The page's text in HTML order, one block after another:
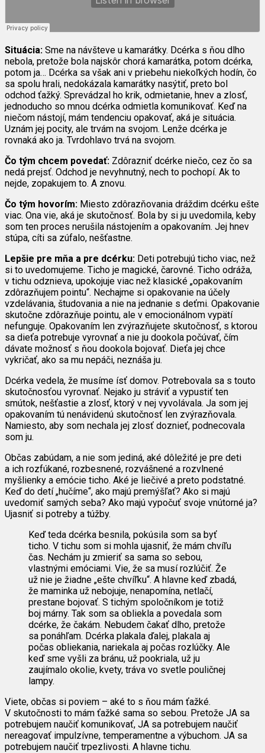
Situácia: Sme na návšteve u kamarátky. Dcérka s ňou dlho
nebola, pretože bola najskôr chorá kamarátka, potom dcérka,
potom ja… Dcérka sa však ani v priebehu niekoľkých hodín, čo
sa spolu hrali, nedokázala kamarátky nasýtiť, preto bol
odchod ťažký. Sprevádzal ho krik, odmietanie, hnev a zlosť,
jednoducho so mnou dcérka odmietla komunikovať. Keď na
niečom nástojí, mám tendenciu opakovať, aká je situácia.
Uznám jej pocity, ale trvám na svojom. Lenže dcérka je
rovnaká ako ja. Tvrdohlavo trvá na svojom.
Čo tým chcem povedať: Zdôrazniť dcérke niečo, cez čo sa
nedá prejsť. Odchod je nevyhnutný, nech to pochopí. Ak to
nejde, zopakujem to. A znovu.
Čo tým hovorím: Miesto zdôrazňovania dráždim dcérku ešte
viac. Ona vie, aká je skutočnosť. Bola by si ju uvedomila, keby
som ten proces nerušila nástojením a opakovaním. Jej hnev
stúpa, cíti sa zúfalo, nešťastne.
Lepšie pre mňa a pre dcérku: Deti potrebujú ticho viac, než
si to uvedomujeme. Ticho je magické, čarovné. Ticho odráža,
v tichu odznieva, upokojuje viac než klasické „opakovaním
zdôrazňujem pointu“. Nechajme si opakovanie na účely
vzdelávania, študovania a nie na jednanie s deťmi. Opakovanie
skutočne zdôrazňuje pointu, ale v emocionálnom vypätí
nefunguje. Opakovaním len zvýrazňujete skutočnosť, s ktorou
sa dieťa potrebuje vyrovnať a nie ju dookola počúvať, čím
dávate možnosť s ňou dookola bojovať. Dieťa jej chce
vykričať, ako sa mu nepáči, neznáša ju.
Dcérka vedela, že musíme ísť domov. Potrebovala sa s touto
skutočnosťou vyrovnať. Nejako ju stráviť a vypustiť ten
smútok, nešťastie a zlosť, ktorý v nej vyvolávala. Ja som jej
opakovaním tú nenávidenú skutočnosť len zvýrazňovala.
Namiesto, aby som nechala jej zlosť doznieť, podnecovala
som ju.
Občas zabúdam, a nie som jediná, aké dôležité je pre deti
a ich rozfúkané, rozbesnené, rozvášnené a rozvlnené
myšlienky a emócie ticho. Aké je liečivé a preto podstatné.
Keď do detí „hučíme“, ako majú premýšľať? Ako si majú
uvedomiť samých seba? Ako majú vypočuť svoje vnútorné ja?
Ujasniť si potreby a túžby.
Keď teda dcérka besnila, pokúsila som sa byť
ticho. V tichu som si mohla ujasniť, že mám chvíľu
čas. Nechám ju zmieriť sa sama so sebou,
vlastnými emóciami. Vie, že sa musí rozlúčiť. Že
už nie je žiadne „ešte chvíľku“. A hlavne keď zbadá,
že maminka už nebojuje, nenapomína, netlačí,
prestane bojovať. S tichým spoločníkom je totiž
boj márny. Tak som sa obliekla a povedala som
dcérke, že čakám. Nebudem čakať dlho, pretože
sa ponáhľam. Dcérka plakala ďalej, plakala aj
počas obliekania, nariekala aj počas rozlúčky. Ale
keď sme vyšli za bránu, už pookriala, už ju
zaujímalo okolie, kvety, tráva vo svetle pouličnej
lampy.
Viete, občas si poviem – aké to s ňou mám ťažké.
V skutočnosti to mám ťažké sama so sebou. Pretože JA sa
potrebujem naučiť komunikovať, JA sa potrebujem naučiť
nereagovať impulzívne, temperamentne a výbuchom. JA sa
potrebujem naučiť trpezlivosti. A hlavne tichu.